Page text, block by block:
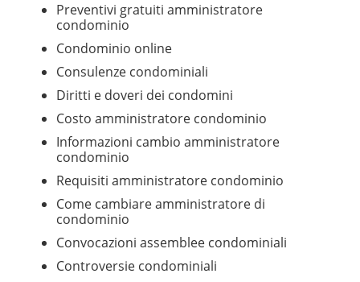
Preventivi gratuiti amministratore
condominio
Condominio online
Consulenze condominiali
Diritti e doveri dei condomini
Costo amministratore condominio
Informazioni cambio amministratore
condominio
Requisiti amministratore condominio
Come cambiare amministratore di
condominio
Convocazioni assemblee condominiali
Controversie condominiali